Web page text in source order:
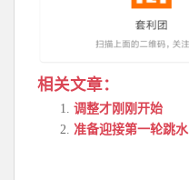
相关文章：
调整才刚刚开始
准备迎接第一轮跳水